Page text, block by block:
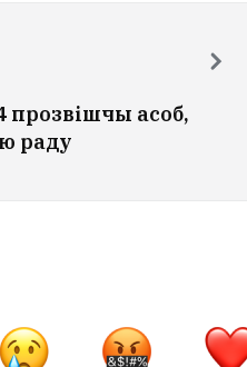
прозвішчы асоб,
раду